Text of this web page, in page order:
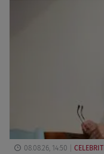
08.08.26, 14:50